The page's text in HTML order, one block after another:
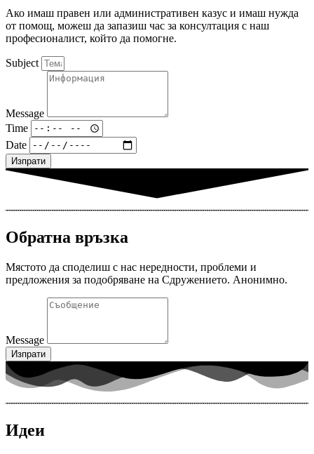
Ако имаш правен или административен казус и имаш нужда
от помощ, можеш да запазиш час за консултация с наш
професионалист, който да помогне.
Subject
Message
Time
Date
Изпрати
Обратна връзка
Мястото да споделиш с нас нередности, проблеми и
предложения за подобряване на Сдружението. Анонимно.
Message
Изпрати
Идеи